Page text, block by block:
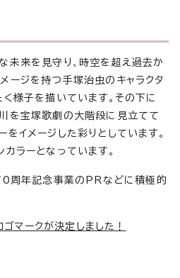
未来を見守り、時空を超え過去か
ージを持つ手塚治虫のキャラクタ
く様子を描いています。その下に
を宝塚歌劇の大階段に見立てて
イメージした彩りとしています。
ラーとなっています。
周年記念事業のPRなどに積極的
マークが決定しました！